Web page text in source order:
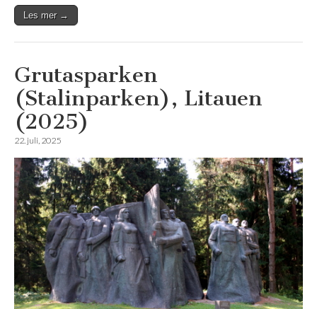
Les mer →
Grutasparken
(Stalinparken), Litauen
(2025)
22. juli, 2025